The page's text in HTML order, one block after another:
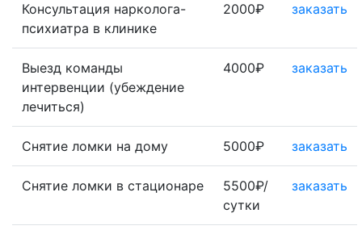
Консультация нарколога-
психиатра в клинике
2000₽ заказать
Выезд команды
интервенции (убеждение
лечиться)
4000₽ заказать
Снятие ломки на дому 5000₽ заказать
Снятие ломки в стационаре
5500₽/
сутки
заказать